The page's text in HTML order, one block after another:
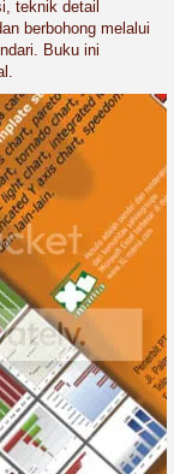
teknik detail
berbohong melalui
Buku ini